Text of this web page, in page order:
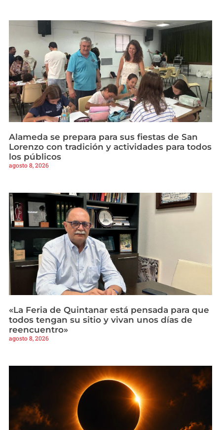
Alameda se prepara para sus fiestas de San
Lorenzo con tradición y actividades para todos
los públicos
agosto 8, 2026
«La Feria de Quintanar está pensada para que
todos tengan su sitio y vivan unos días de
reencuentro»
agosto 8, 2026